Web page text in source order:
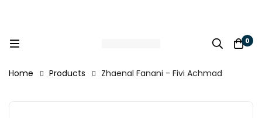
0
Home Products Zhaenal Fanani - Fivi Achmad